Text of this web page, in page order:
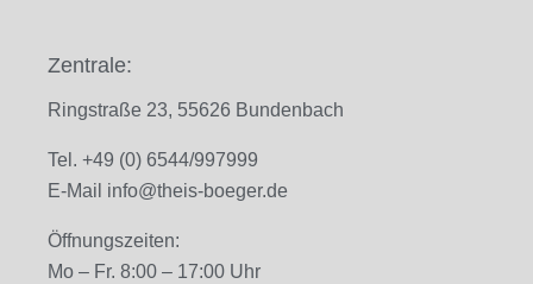
Zentrale:
Ringstraße 23, 55626 Bundenbach
Tel. +49 (0) 6544/997999
E-Mail info@theis-boeger.de
Öffnungszeiten:
Mo – Fr. 8:00 – 17:00 Uhr